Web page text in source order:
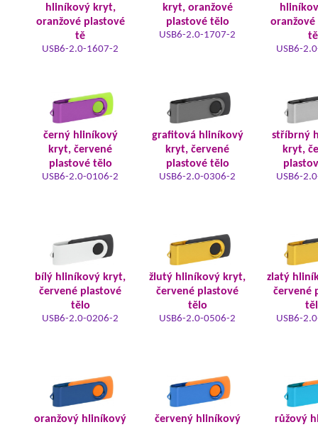
hliníkový kryt,
oranžové plastové
tě
USB6-2.0-1607-2
kryt, oranžové
plastové tělo
USB6-2.0-1707-2
oranžové
USB6-
černý hliníkový
kryt, červené
plastové tělo
USB6-2.0-0106-2
grafitová hliníkový
kryt, červené
plastové tělo
USB6-2.0-0306-2
stříbrný
kryt,
USB6-
bílý hliníkový kryt,
červené plastové
tělo
USB6-2.0-0206-2
žlutý hliníkový kryt,
červené plastové
tělo
USB6-2.0-0506-2
zlatý
červené
USB6-
oranžový hliníkový
červený hliníkový
růžový